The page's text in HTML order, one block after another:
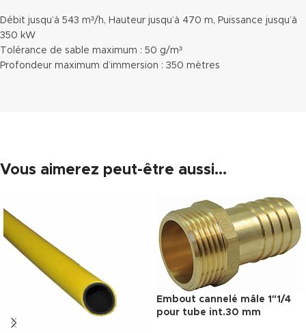
Débit jusqu’à 543 m³/h, Hauteur jusqu’à 470 m, Puissance jusqu’à
350 kW
Tolérance de sable maximum : 50 g/m³
Profondeur maximum d’immersion : 350 mètres
Vous aimerez peut-être aussi…
Embout cannelé mâle 1″1/4
pour tube int.30 mm